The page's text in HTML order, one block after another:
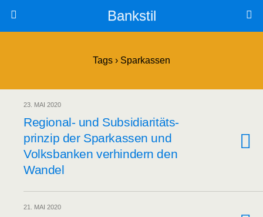
Bankstil
Tags › Sparkassen
23. MAI 2020
Regio­nal- und Sub­si­dia­ri­täts­
prin­zip der Spar­kas­sen und
Volks­ban­ken ver­hin­dern den
Wandel
21. MAI 2020